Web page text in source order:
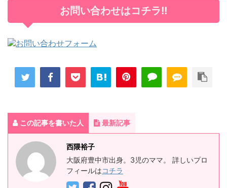
お問い合わせはコチラ!!
この記事を書いた人 最新記事
西隈裕子
大阪府豊中市出身。3児のママ。 詳しいプロ
フィールはコチラ